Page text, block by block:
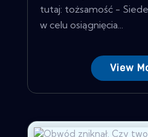
tutaj: tożsamość -
w celu osiągnięcia...
View